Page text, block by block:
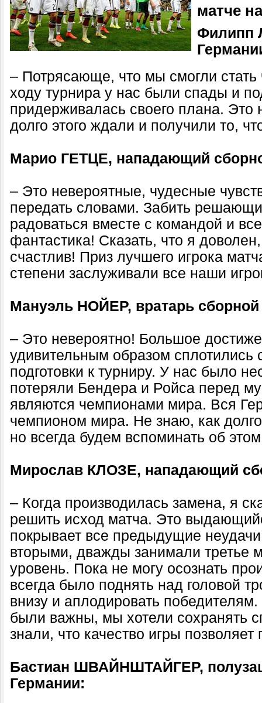
матче
Филипп
– Потрясающе, что мы смогли
ходу турнира у нас были спады и
придерживалась своего плана. Это
долго этого ждали и получили то,
Марио ГЕТЦЕ, нападающий
– Это невероятные, чудесные
передать словами. Забить
радоваться вместе с командой и
фантастика! Сказать, что я
счастлив! Приз лучшего игрока
степени заслуживали все наши
Мануэль НОЙЕР, вратарь
– Это невероятно! Большое
удивительным образом сплотились
подготовки к турниру. У нас было
потеряли Бендера и Ройса перед
являются чемпионами мира. Вся
чемпионом мира. Не знаю, как
но всегда будем вспоминать об
Мирослав КЛОЗЕ, нападающий
– Когда производилась замена, я
решить исход матча. Это
покрывает все предыдущие
вторыми, дважды занимали третье
уровень. Пока не могу осознать
всегда было поднять над головой
внизу и аплодировать
были важны, мы хотели сохранять
знали, что качество игры позволяет
Бастиан ШВАЙНШТАЙГЕР,
Германии: